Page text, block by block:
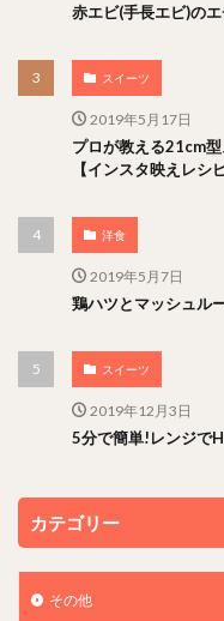
赤エビ(手長エビ)の
スイーツ
2019年5月17日
プロが教える21cm
【インスタ映えレシピ
洋食
2019年5月7日
鶏ハツとマッシュル
スイーツ
2019年12月3日
5分で簡単!レンジで
カテゴリー
その他